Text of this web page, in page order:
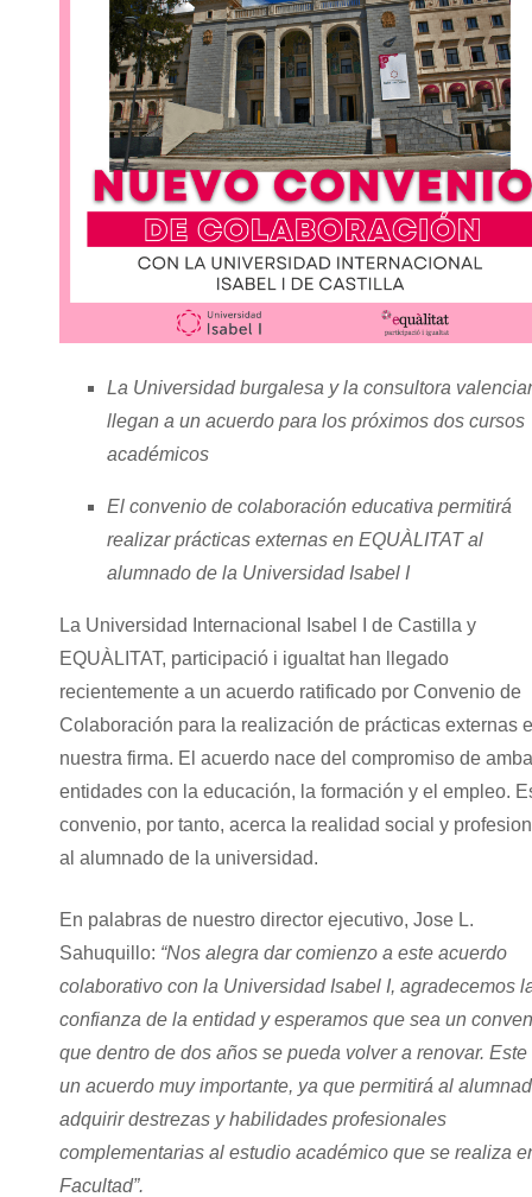
La Universidad burgalesa y la consultora
llegan a un acuerdo para los próximos dos cursos
académicos
El convenio de colaboración educativa permitirá
realizar prácticas externas en EQUÀLITAT al
alumnado de la Universidad Isabel I
La Universidad Internacional Isabel I de Castilla y
EQUÀLITAT, participació i igualtat han llegado
recientemente a un acuerdo ratificado por Convenio de
Colaboración para la realización de prácticas externas
nuestra firma. El acuerdo nace del compromiso de
entidades con la educación, la formación y el empleo.
convenio, por tanto, acerca la realidad social y
al alumnado de la universidad.
En palabras de nuestro director ejecutivo, Jose L.
Sahuquillo: “Nos alegra dar comienzo a este acuerdo
colaborativo con la Universidad Isabel I, agradecemos
confianza de la entidad y esperamos que sea un
que dentro de dos años se pueda volver a renovar. Este
un acuerdo muy importante, ya que permitirá al
adquirir destrezas y habilidades profesionales
complementarias al estudio académico que se realiza
Facultad”.